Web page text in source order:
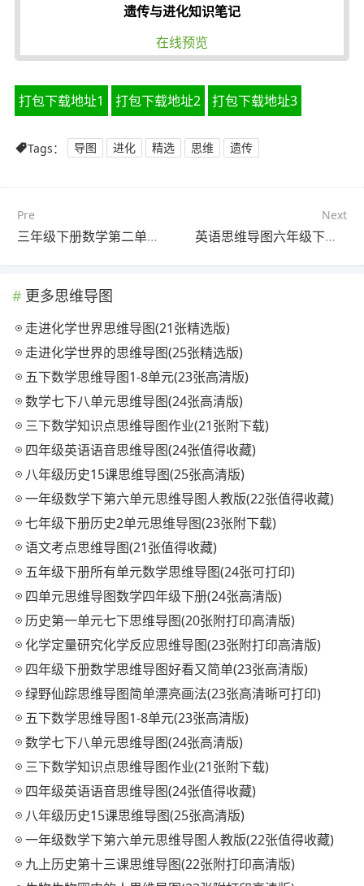
遗传与进化知识笔记
在线预览
打包下载地址1 打包下载地址2 打包下载地址3
Tags： 导图 进化 精选 思维 遗传
Pre
三年级下册数学第二单元思维导图怎样画(21张可下载)
Next
英语思维导图六年级下册第一单元(25张值得收藏)
更多思维导图
走进化学世界思维导图(21张精选版)
走进化学世界的思维导图(25张精选版)
五下数学思维导图1-8单元(23张高清版)
数学七下八单元思维导图(24张高清版)
三下数学知识点思维导图作业(21张附下载)
四年级英语语音思维导图(24张值得收藏)
八年级历史15课思维导图(25张高清版)
一年级数学下第六单元思维导图人教版(22张值得收藏)
七年级下册历史2单元思维导图(23张附下载)
语文考点思维导图(21张值得收藏)
五年级下册所有单元数学思维导图(24张可打印)
四单元思维导图数学四年级下册(24张高清版)
历史第一单元七下思维导图(20张附打印高清版)
化学定量研究化学反应思维导图(23张附打印高清版)
四年级下册数学思维导图好看又简单(23张高清版)
绿野仙踪思维导图简单漂亮画法(23张高清晰可打印)
五下数学思维导图1-8单元(23张高清版)
数学七下八单元思维导图(24张高清版)
三下数学知识点思维导图作业(21张附下载)
四年级英语语音思维导图(24张值得收藏)
八年级历史15课思维导图(25张高清版)
一年级数学下第六单元思维导图人教版(22张值得收藏)
九上历史第十三课思维导图(22张附打印高清版)